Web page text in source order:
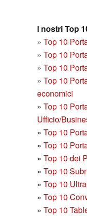
I nostri Top
» Top 10
» Top 10
» Top 10
» Top 10
economici
» Top 10
Ufficio/
» Top 10
» Top 10
» Top 10 dei
» Top 10
» Top 10
» Top 10
» Top 10